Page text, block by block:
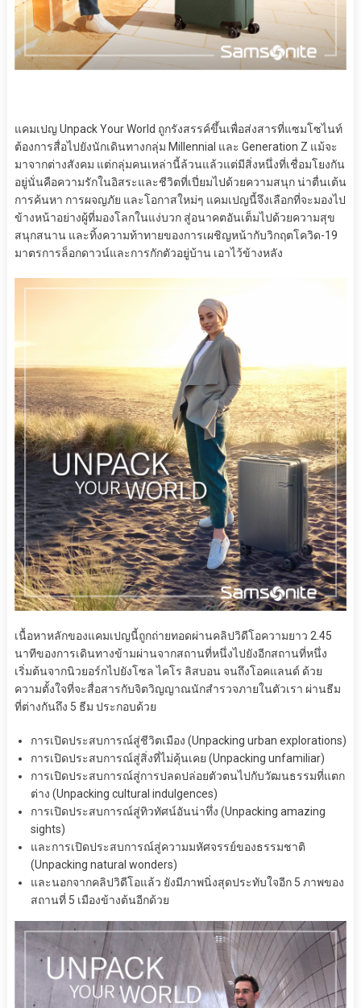
แคมเปญ Unpack Your World ถูกรังสรรค์ขึ้นเพื่อส่งสารที่แซมโซไนท์
ต้องการสื่อไปยังนักเดินทางกลุ่ม Millennial และ Generation Z แม้จะ
มาจากต่างสังคม แต่กลุ่มคนเหล่านี้ล้วนแล้วแต่มีสิ่งหนึ่งที่เชื่อมโยงกัน
อยู่นั่นคือความรักในอิสระและชีวิตที่เปี่ยมไปด้วยความสนุก น่าตื่นเต้น
การค้นหา การผจญภัย และโอกาสใหม่ๆ แคมเปญนี้จึงเลือกที่จะมองไป
ข้างหน้าอย่างผู้ที่มองโลกในแง่บวก สู่อนาคตอันเต็มไปด้วยความสุข
สนุกสนาน และทิ้งความท้าทายของการเผชิญหน้ากับวิกฤตโควิด-19
มาตรการล็อกดาวน์และการกักตัวอยู่บ้าน เอาไว้ข้างหลัง
เนื้อหาหลักของแคมเปญนี้ถูกถ่ายทอดผ่านคลิปวิดีโอความยาว 2.45
นาทีของการเดินทางข้ามผ่านจากสถานที่หนึ่งไปยังอีกสถานที่หนึ่ง
เริ่มต้นจากนิวยอร์กไปยังโซล ไคโร ลิสบอน จนถึงโอคแลนด์ ด้วย
ความตั้งใจที่จะสื่อสารกับจิตวิญญาณนักสำรวจภายในตัวเรา ผ่านธีม
ที่ต่างกันถึง 5 ธีม ประกอบด้วย
การเปิดประสบการณ์สู่ชีวิตเมือง (Unpacking urban explorations)
การเปิดประสบการณ์สู่สิ่งที่ไม่คุ้นเคย (Unpacking unfamiliar)
การเปิดประสบการณ์สู่การปลดปล่อยตัวตนไปกับวัฒนธรรมที่แตก
ต่าง (Unpacking cultural indulgences)
การเปิดประสบการณ์สู่ทิวทัศน์อันน่าทึ่ง (Unpacking amazing
sights)
และการเปิดประสบการณ์สู่ความมหัศจรรย์ของธรรมชาติ
(Unpacking natural wonders)
และนอกจากคลิปวิดีโอแล้ว ยังมีภาพนิ่งสุดประทับใจอีก 5 ภาพของ
สถานที่ 5 เมืองข้างต้นอีกด้วย